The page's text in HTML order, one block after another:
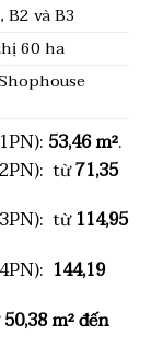
và B3
60 ha
53,46 m².
từ71,35
từ114,95
144,19
50,38 m² đến